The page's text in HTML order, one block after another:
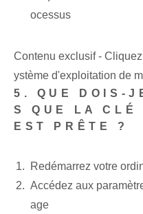
ocessus
Contenu exclusif -
ystème d'exploitation de
5. QUE DOIS-
S QUE LA CLÉ
EST PRÊTE ?
Redémarrez votre
Accédez aux
age